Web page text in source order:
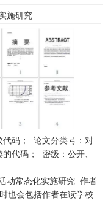
施研究
代码； 论文分类号：对
代码； 密级：公开、
动常态化实施研究 作者
也会包括作者在读学校